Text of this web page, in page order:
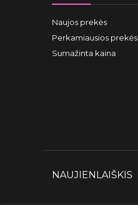
Naujos prekės
Perkamiausios prekės
Sumažinta kaina
NAUJIENLAIŠKIS